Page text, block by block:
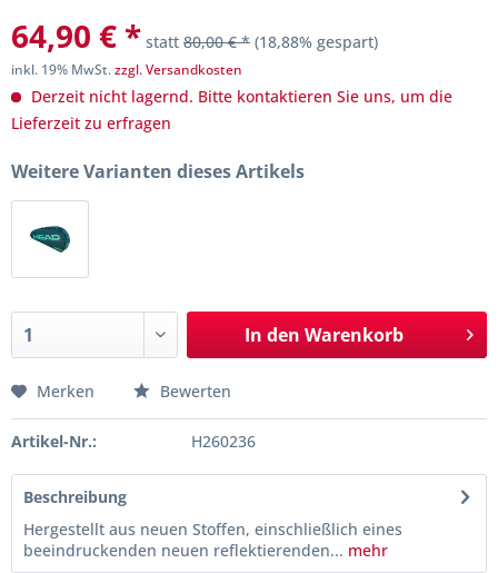
64,90 € * statt 80,00 € * (18,88% gespart)
inkl. 19% MwSt.zzgl. Versandkosten
Derzeit nicht lagernd. Bitte kontaktieren Sie uns, um die
Lieferzeit zu erfragen
Weitere Varianten dieses Artikels
In den Warenkorb
Merken Bewerten
Artikel-Nr.: H260236
Beschreibung
Hergestellt aus neuen Stoffen, einschließlich eines
beeindruckenden neuen reflektierenden... mehr